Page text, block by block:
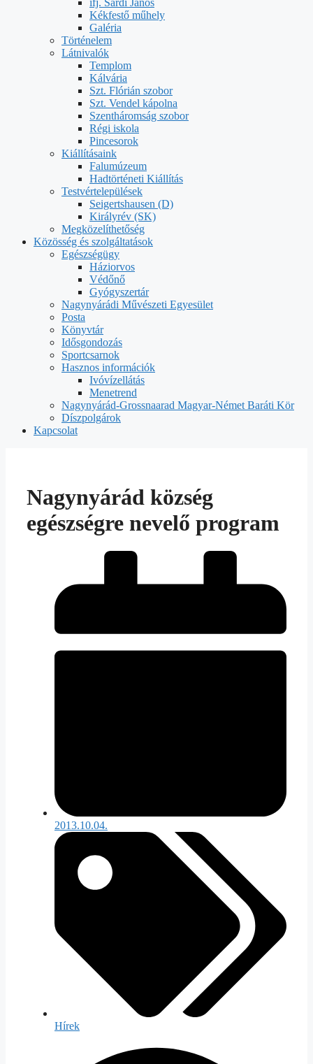
ifj. Sárdi János
Kékfestő műhely
Galéria
Történelem
Látnivalók
Templom
Kálvária
Szt. Flórián szobor
Szt. Vendel kápolna
Szentháromság szobor
Régi iskola
Pincesorok
Kiállításaink
Falumúzeum
Hadtörténeti Kiállítás
Testvértelepülések
Seigertshausen (D)
Királyrév (SK)
Megközelíthetőség
Közösség és szolgáltatások
Egészségügy
Háziorvos
Védőnő
Gyógyszertár
Nagynyárádi Művészeti Egyesület
Posta
Könyvtár
Idősgondozás
Sportcsarnok
Hasznos információk
Ivóvízellátás
Menetrend
Nagynyárád-Grossnaarad Magyar-Német Baráti Kör
Díszpolgárok
Kapcsolat
Nagynyárád község
egészségre nevelő program
2013.10.04.
Hírek